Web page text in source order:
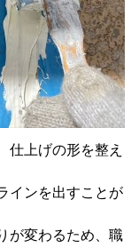
仕上げの形を整え
インを出すことが
が変わるため、職